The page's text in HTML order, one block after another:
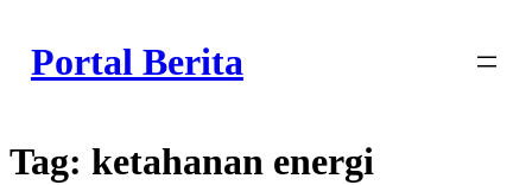
content
Portal Berita
Tag: ketahanan energi